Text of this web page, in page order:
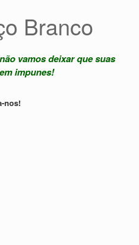
Branco
vamos deixar que suas
impunes!
nos!